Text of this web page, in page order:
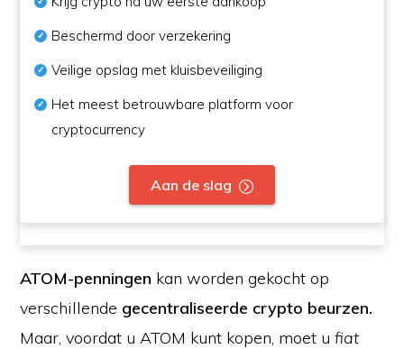
Beschermd door verzekering
Veilige opslag met kluisbeveiliging
Het meest betrouwbare platform voor
cryptocurrency
Aan de slag
ATOM-penningen kan worden gekocht op
verschillende gecentraliseerde crypto beurzen.
Maar, voordat u ATOM kunt kopen, moet ufiat